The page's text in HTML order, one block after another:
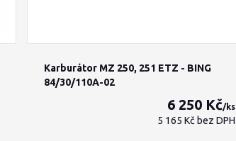
Karburátor MZ 250, 251 ETZ - BING
84/30/110A-02
6 250 Kč/ks
5 165 Kč bez DPH